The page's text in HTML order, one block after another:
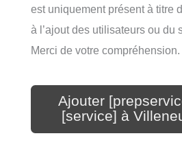
est uniquement présent à titre
à l’ajout des utilisateurs ou du
Merci de votre compréhension.
Ajouter
[service] à